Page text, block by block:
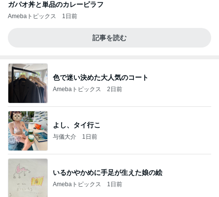
ガパオ丼と単品のカレーピラフ
Amebaトピックス 1日前
記事を読む
色で迷い決めた大人気のコート
Amebaトピックス 2日前
よし、タイ行こ
与儀大介 1日前
いるかやかめに手足が生えた娘の絵
Amebaトピックス 1日前